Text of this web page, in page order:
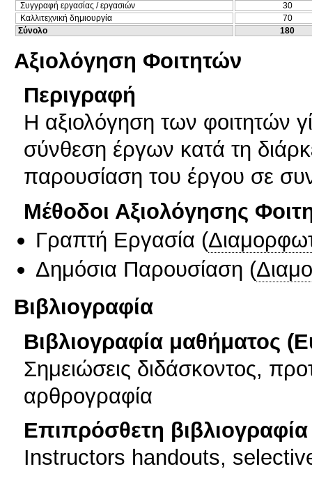
Συγγραφή εργασίας / εργασιών
30
Καλλιτεχνική δημιουργία
70
Σύνολο
180
Αξιολόγηση Φοιτητών
Περιγραφή
Η αξιολόγηση των φοιτητών
σύνθεση έργων κατά τη
παρουσίαση του έργου σε
Μέθοδοι Αξιολόγησης
Γραπτή Εργασία (
Δημόσια Παρουσίαση (
Βιβλιογραφία
Βιβλιογραφία μαθήματος
Σημειώσεις διδάσκοντος,
αρθρογραφία
Επιπρόσθετη βιβλιογραφία
Instructors handouts,